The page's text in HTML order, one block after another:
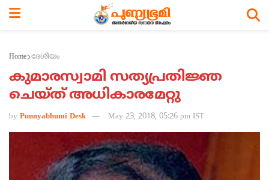
Home ദേശീയം
കുമാരസ്വാമി സത്യപ്രതിജ്ഞ
ചെയ്ത് അധികാരമേറ്റു
by Punnyabhumi Desk May 23, 2018, 05:26 pm IST